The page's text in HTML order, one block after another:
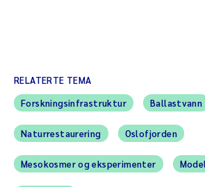
RELATERTE TEMA
Forskningsinfrastruktur
Ballastvann
Naturrestaurering Oslofjorden
Mesokosmer og eksperimenter